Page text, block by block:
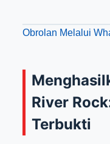
Obrolan Melalui
River
Terbukti